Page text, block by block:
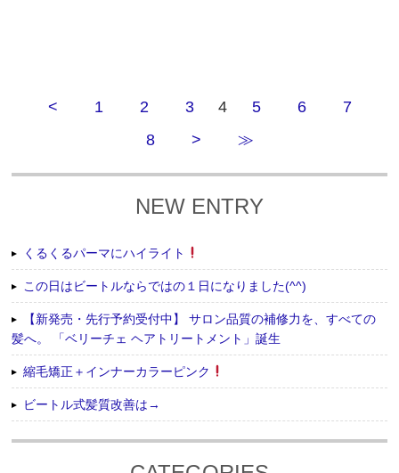
< 1 2 3 4 5 6
7
8
> ≫
NEW ENTRY
くるくるパーマにハイライト
この日はビートルならではの１日になりました(^^)
【新発売・先行予約受付中】 サロン品質の補修力を、すべての
髪へ。 「ベリーチェ ヘアトリートメント」誕生
縮毛矯正＋インナーカラーピンク
ビートル式髪質改善は→